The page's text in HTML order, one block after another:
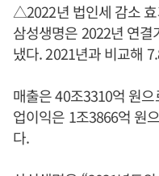
△2022년 법인세 감소
삼성생명은 2022년 연
냈다. 2021년과 비교해
매출은 40조3310억 원
업이익은 1조3866억 원
다.